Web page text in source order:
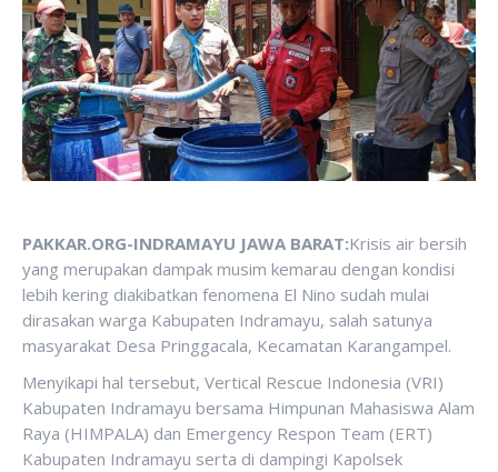
PAKKAR.ORG-INDRAMAYU JAWA BARAT:Krisis air bersih
yang merupakan dampak musim kemarau dengan kondisi
lebih kering diakibatkan fenomena El Nino sudah mulai
dirasakan warga Kabupaten Indramayu, salah satunya
masyarakat Desa Pringgacala, Kecamatan Karangampel.
Menyikapi hal tersebut, Vertical Rescue Indonesia (VRI)
Kabupaten Indramayu bersama Himpunan Mahasiswa Alam
Raya (HIMPALA) dan Emergency Respon Team (ERT)
Kabupaten Indramayu serta di dampingi Kapolsek